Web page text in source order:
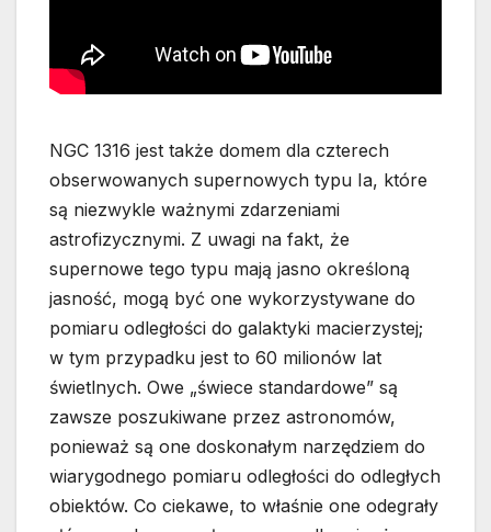
NGC 1316 jest także domem dla czterech
obserwowanych supernowych typu Ia, które
są niezwykle ważnymi zdarzeniami
astrofizycznymi. Z uwagi na fakt, że
supernowe tego typu mają jasno określoną
jasność, mogą być one wykorzystywane do
pomiaru odległości do galaktyki macierzystej;
w tym przypadku jest to 60 milionów lat
świetlnych. Owe „świece standardowe” są
zawsze poszukiwane przez astronomów,
ponieważ są one doskonałym narzędziem do
wiarygodnego pomiaru odległości do odległych
obiektów. Co ciekawe, to właśnie one odegrały